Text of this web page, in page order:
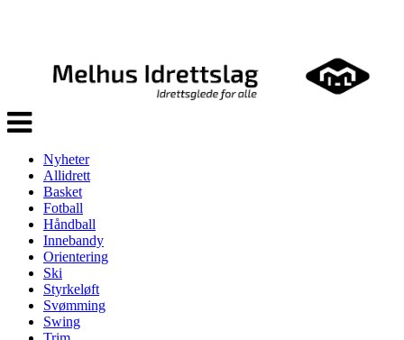
Veksle
navigasjon
Nyheter
Allidrett
Basket
Fotball
Håndball
Innebandy
Orientering
Ski
Styrkeløft
Svømming
Swing